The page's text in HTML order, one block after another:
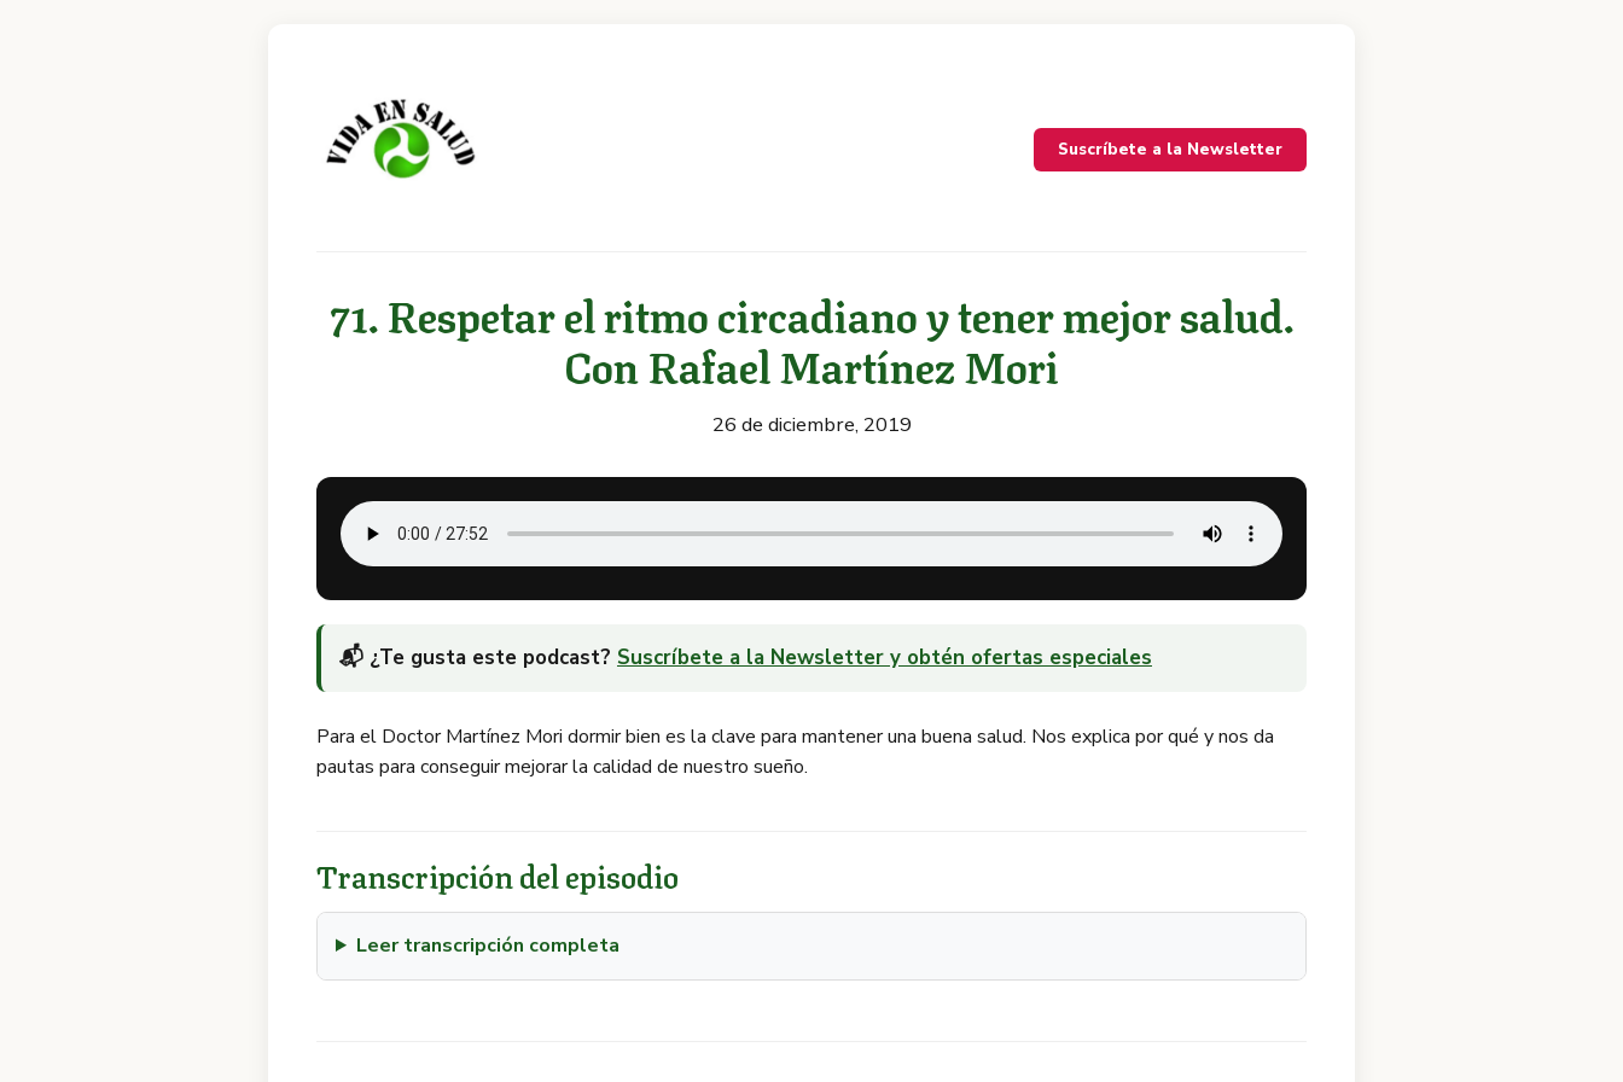
Suscríbete a la Newsletter
71. Respetar el ritmo circadiano y tener mejor salud.
Con Rafael Martínez Mori
26 de diciembre, 2019
📬 ¿Te gusta este podcast? Suscríbete a la Newsletter y obtén ofertas especiales
Para el Doctor Martínez Mori dormir bien es la clave para mantener una buena salud. Nos explica por qué y nos da
pautas para conseguir mejorar la calidad de nuestro sueño.
Transcripción del episodio
Leer transcripción completa